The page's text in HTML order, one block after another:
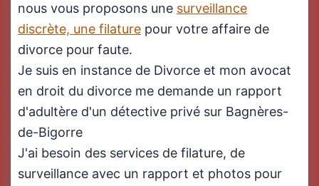
nous vous proposons une surveillance
discrète, une filature pour votre affaire de
divorce pour faute.
Je suis en instance de Divorce et mon avocat
en droit du divorce me demande un rapport
d'adultère d'un détective privé sur Bagnères-
de-Bigorre
J'ai besoin des services de filature, de
surveillance avec un rapport et photos pour